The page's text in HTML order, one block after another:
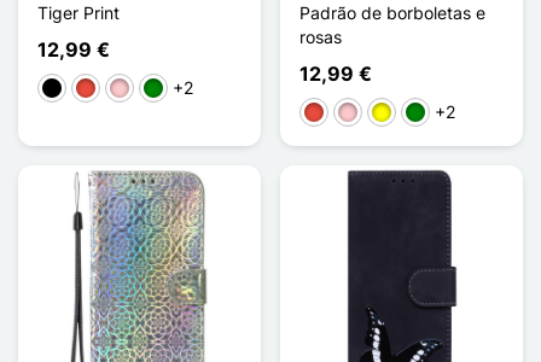
Tiger Print
12,99 €
PretoVermelho
RosaVerde
+2
Padrão de borboletas e
rosas
12,99 €
Vermelho
RosaAmareloVerde
+2